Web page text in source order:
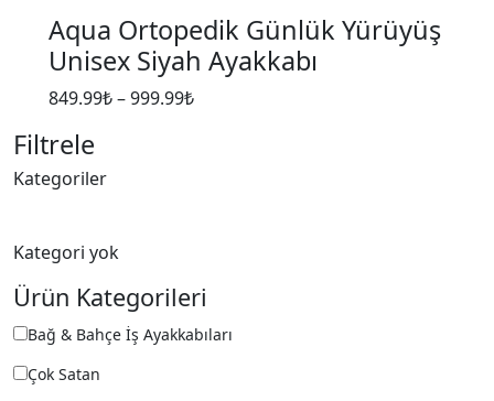
varyasyonu
var.
ürün
sayfasından
Aqua Ortopedik Günlük Yürüyüş
Unisex Siyah Ayakkabı
849.99₺–999.99₺
Filtrele
Kategoriler
Kategori yok
Ürün Kategorileri
Bağ & Bahçe İş Ayakkabıları
Çok Satan